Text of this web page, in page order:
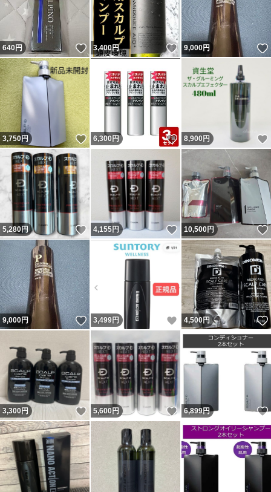
640円 いいね！
3,400円 いいね！
9,000円
3,750円 いいね！
6,300円 いいね！
8,900 円
5,280円 いいね！
4,155円 いいね！
10,500円
9,000円 いいね！
3,499円 いいね！
4,500円
3,300円 いいね！
5,600円 いいね！
6,899円